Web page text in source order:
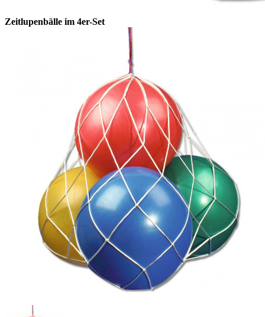
Zeitlupenbälle im 4er-Set